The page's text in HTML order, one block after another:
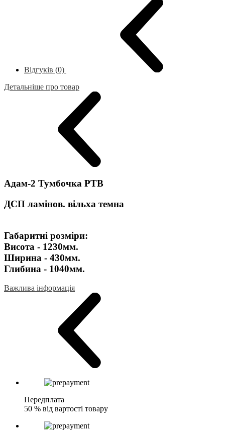
Відгуків (0)
Детальніше про товар
Адам-2 Тумбочка РТВ
​ДСП ламінов. вільха темна
Габаритні розміри:
Висота - 1230мм.
Ширина - 430мм.
Глибина - 1040мм.
Важлива інформація
Передплата
50 % від вартості товару